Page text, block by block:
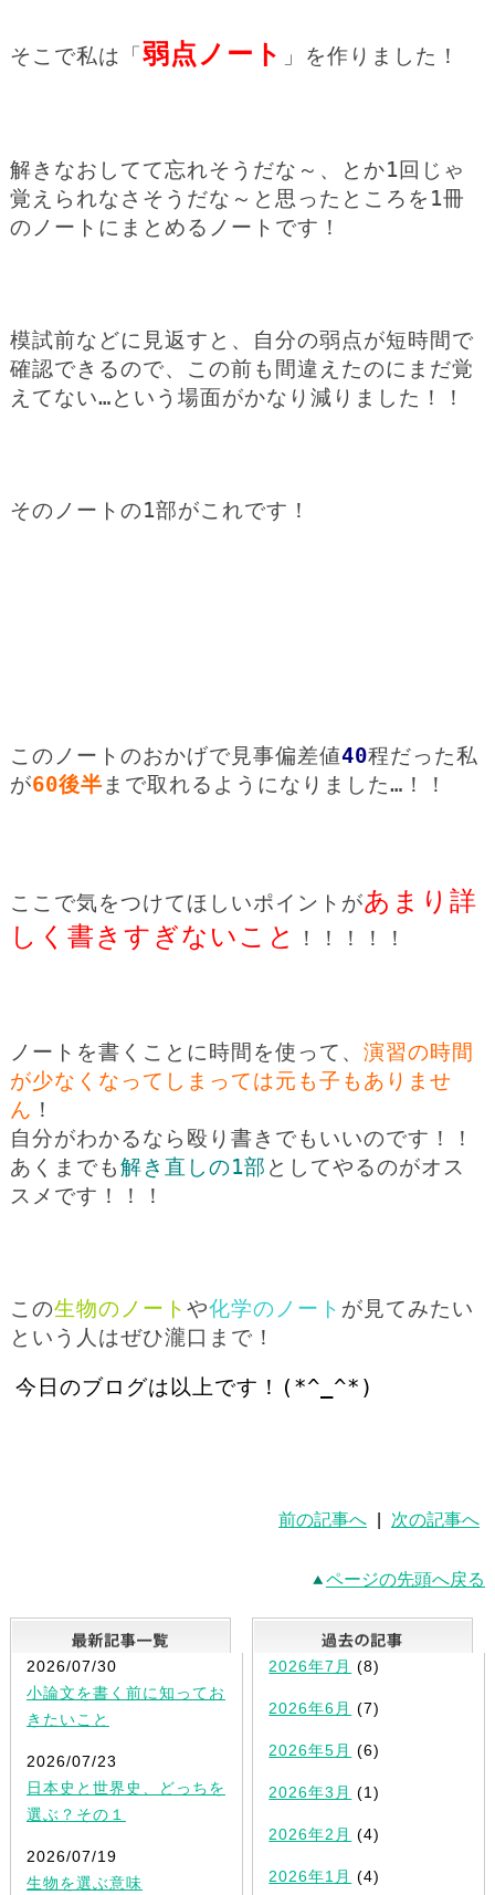
そこで私は「 弱点ノート 」を作りました！
解きなおしてて忘れそうだな～、とか1回じゃ
覚えられなさそうだな～と思ったところを1冊
のノートにまとめるノートです！
模試前などに見返すと、自分の弱点が短時間で
確認できるので、この前も間違えたのにまだ覚
えてない…という場面がかなり減りました！！
そのノートの1部がこれです！
このノートのおかげで見事偏差値40程だった私
が60後半 まで取れるようになりました…！！
ここで気をつけてほしいポイントがあまり詳
しく書きすぎないこと
！！！！！
ノートを書くことに時間を使って、 演習の時間
が少なくなってしまっては元も子もありませ
ん ！
自分がわかるなら殴り書きでもいいのです！！
あくまでも解き直しの1部 としてやるのがオス
スメです！！！
この生物のノート や化学のノート が見てみたい
という人はぜひ瀧口まで！
今日のブログは以上です！(*^_^*)
前の記事へ 次の記事へ
ページの先頭へ戻る
最新記事一覧
2026/07/30
小論文を書く前に知ってお
きたいこと
2026/07/23
日本史と世界史、どっちを
選ぶ？その１
2026/07/19
生物を選ぶ意味
2026年7月 (8)
2026年6月 (7)
2026年5月 (6)
2026年3月 (1)
2026年2月 (4)
2026年1月 (4)